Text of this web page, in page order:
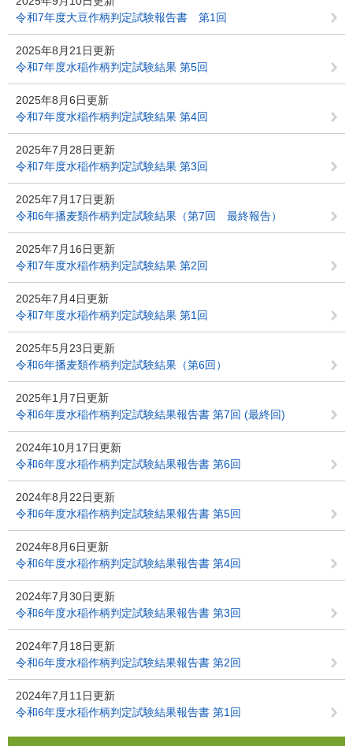
令和7年度大豆作柄判定試験報告書 第1回
2025年8月21日更新
令和7年度水稲作柄判定試験結果 第5回
2025年8月6日更新
令和7年度水稲作柄判定試験結果 第4回
2025年7月28日更新
令和7年度水稲作柄判定試験結果 第3回
2025年7月17日更新
令和6年播麦類作柄判定試験結果（第7回 最終報告）
2025年7月16日更新
令和7年度水稲作柄判定試験結果 第2回
2025年7月4日更新
令和7年度水稲作柄判定試験結果 第1回
2025年5月23日更新
令和6年播麦類作柄判定試験結果（第6回）
2025年1月7日更新
令和6年度水稲作柄判定試験結果報告書 第7回 (最終回)
2024年10月17日更新
令和6年度水稲作柄判定試験結果報告書 第6回
2024年8月22日更新
令和6年度水稲作柄判定試験結果報告書 第5回
2024年8月6日更新
令和6年度水稲作柄判定試験結果報告書 第4回
2024年7月30日更新
令和6年度水稲作柄判定試験結果報告書 第3回
2024年7月18日更新
令和6年度水稲作柄判定試験結果報告書 第2回
2024年7月11日更新
令和6年度水稲作柄判定試験結果報告書 第1回